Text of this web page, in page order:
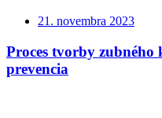
21. novembra 2023
Proces tvorby
prevencia